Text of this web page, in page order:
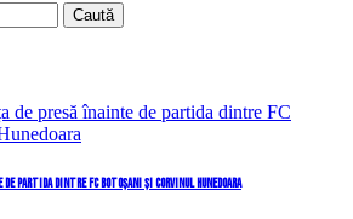
partida dintre FC Botoșani și Corvinul Hunedoara